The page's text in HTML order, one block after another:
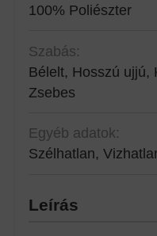
100% Poliészter
Szabás:
Bélelt, Hosszú ujjú,
Zsebes
Egyéb adatok:
Szélhatlan,
Leírás